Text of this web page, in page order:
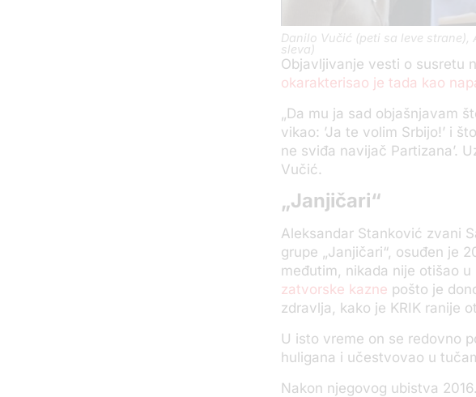
Danilo Vučić (peti sa leve
sleva)
Objavljivanje vesti o susretu
okarakterisao je tada kao
„Da mu ja sad objašnjavam
vikao: ’Ja te volim Srbijo!’ i
ne sviđa navijač Partizana’.
Vučić.
„Janjičari“
Aleksandar Stanković zvani
grupe „Janjičari“, osuđen je
međutim, nikada nije otišao
zatvorske kazne pošto je
zdravlja, kako je KRIK ranije
U isto vreme on se redovno
huligana i učestvovao u
Nakon njegovog ubistva